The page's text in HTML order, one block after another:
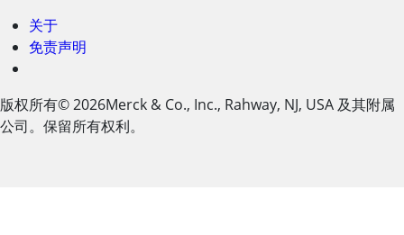
关于
免责声明
版权所有© 2026Merck & Co., Inc., Rahway, NJ, USA 及其附属
公司。保留所有权利。